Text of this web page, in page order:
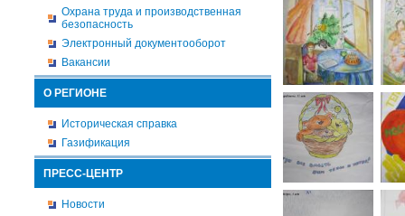
Охрана труда и производственная
безопасность
Электронный документооборот
Вакансии
О РЕГИОНЕ
Историческая справка
Газификация
ПРЕСС-ЦЕНТР
Новости